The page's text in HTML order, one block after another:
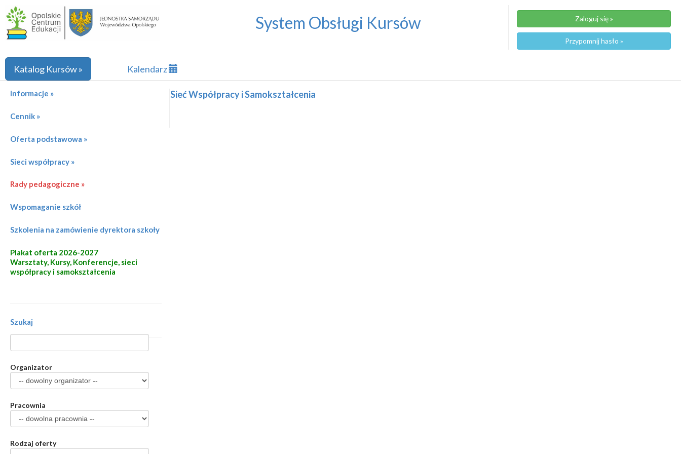
System Obsługi Kursów Zaloguj się »
Przypomnij hasło »
Katalog Kursów » Kalendarz
Informacje »
Cennik »
Oferta podstawowa »
Sieci współpracy »
Rady pedagogiczne »
Wspomaganie szkół
Szkolenia na zamówienie dyrektora szkoły
Plakat oferta 2026-2027
Warsztaty, Kursy, Konferencje, sieci
współpracy i samokształcenia
Szukaj
Organizator
Pracownia
Rodzaj oferty
Sieć Współpracy i Samokształcenia